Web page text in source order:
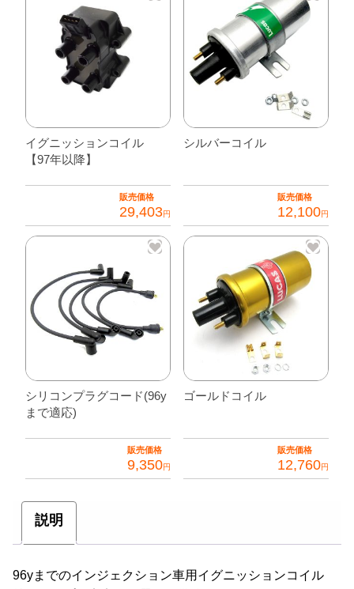
イグニッションコイル
【97年以降】
販売価格
29,403円
シルバーコイル
販売価格
12,100円
シリコンプラグコード(96y
まで適応)
販売価格
9,350円
ゴールドコイル
販売価格
12,760円
説明
96yまでのインジェクション車用イグニッションコイル